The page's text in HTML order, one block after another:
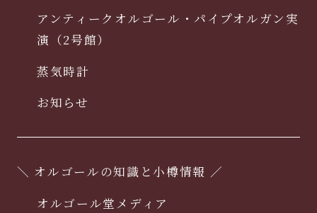
アンティークオルゴール・パイプオルガン実
演（2号館）
蒸気時計
お知らせ
＼ オルゴールの知識と小樽情報 ／
オルゴール堂メディア